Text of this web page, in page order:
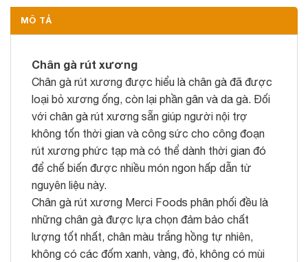
MÔ TẢ
Chân gà rút xương
Chân gà rút xương được hiểu là chân gà đã được
loại bỏ xương ống, còn lại phần gân và da gà. Đối
với chân gà rút xương sẵn giúp người nội trợ
không tốn thời gian và công sức cho công đoạn
rút xương phức tạp mà có thể dành thời gian đó
để chế biến được nhiều món ngon hấp dẫn từ
nguyên liệu này.
Chân gà rút xương Merci Foods phân phối đều là
những chân gà được lựa chọn đảm bảo chất
lượng tốt nhất, chân màu trắng hồng tự nhiên,
không có các đốm xanh, vàng, đỏ, không có mùi